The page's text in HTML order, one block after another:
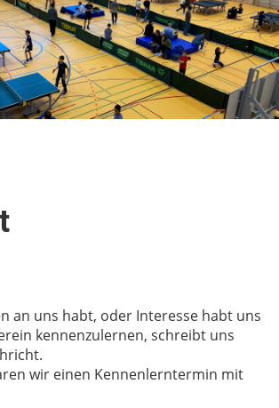
an uns habt, oder Interesse habt uns
kennenzulernen, schreibt uns
wir einen Kennenlerntermin mit